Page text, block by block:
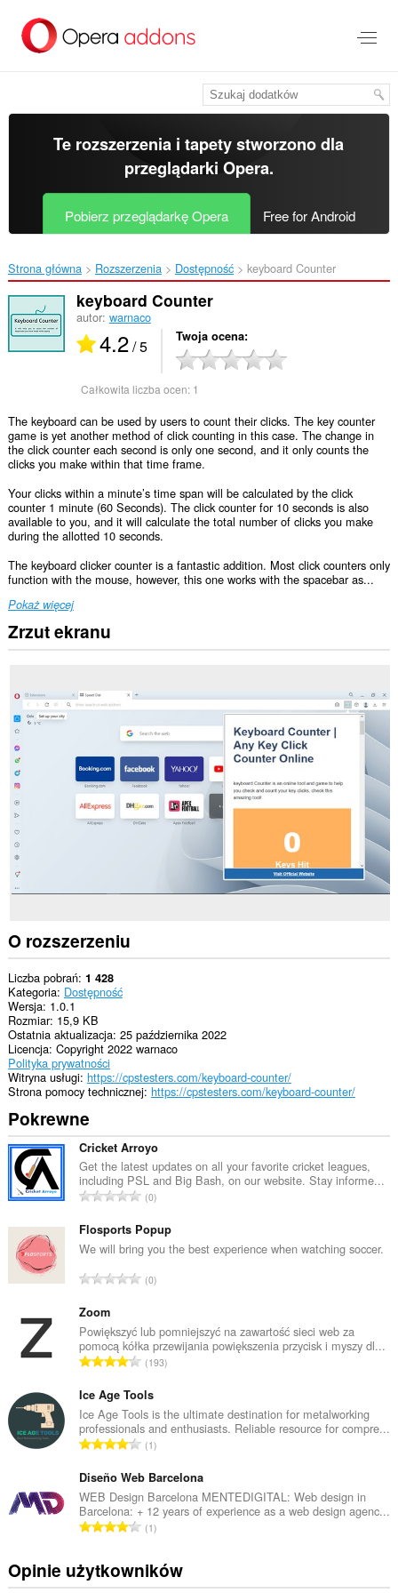
treści
Te rozszerzenia i tapety stworzono dla
przeglądarki Opera.
Pobierz przeglądarkę Opera Free for Android
Strona główna Rozszerzenia Dostępność keyboard Counter‎
keyboard Counter
autor: warnaco
4.2/ 5 Twoja ocena
Całkowita liczba ocen: 1
The keyboard can be used by users to count their clicks. The key counter
game is yet another method of click counting in this case. The change in
the click counter each second is only one second, and it only counts the
clicks you make within that time frame.
Your clicks within a minute’s time span will be calculated by the click
counter 1 minute (60 Seconds). The click counter for 10 seconds is also
available to you, and it will calculate the total number of clicks you make
during the allotted 10 seconds.
The keyboard clicker counter is a fantastic addition. Most click counters only
function with the mouse, however, this one works with the spacebar as...
Pokaż więcej
Zrzut ekranu
O rozszerzeniu
Liczba pobrań 1 428
Kategoria Dostępność
Wersja 1.0.1
Rozmiar 15,9 KB
Ostatnia aktualizacja 25 października 2022
Licencja Copyright 2022 warnaco
Polityka prywatności
Witryna usługi https://cpstesters.com/keyboard-counter/
Strona pomocy technicznej https://cpstesters.com/keyboard-counter/
Pokrewne
Cricket Arroyo
Get the latest updates on all your favorite cricket leagues,
including PSL and Big Bash, on our website. Stay informe...
C
ł
k
w
a
l
c
z
b
a
c
e
n
:
0
Flosports Popup
We will bring you the best experience when watching soccer.
C
k
o
w
t
a
l
c
z
b
a
c
e
0
Zoom
Powiększyć lub pomniejszyć na zawartość sieci web za
pomocą kółka przewijania powiększenia przycisk i myszy dl...
C
ł
k
o
w
t
a
l
z
193
Ice Age Tools
Ice Age Tools is the ultimate destination for metalworking
professionals and enthusiasts. Reliable resource for compre...
C
ł
k
o
w
t
a
1
Diseño Web Barcelona
WEB Design Barcelona MENTEDIGITAL: Web design in
Barcelona: + 12 years of experience as a web design agenc...
C
k
1
Opinie użytkowników